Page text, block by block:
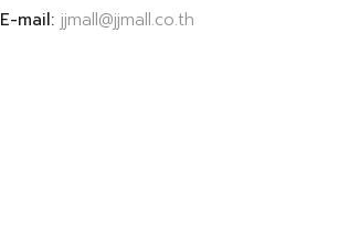
E-mail: jjmall@jjmall.co.th